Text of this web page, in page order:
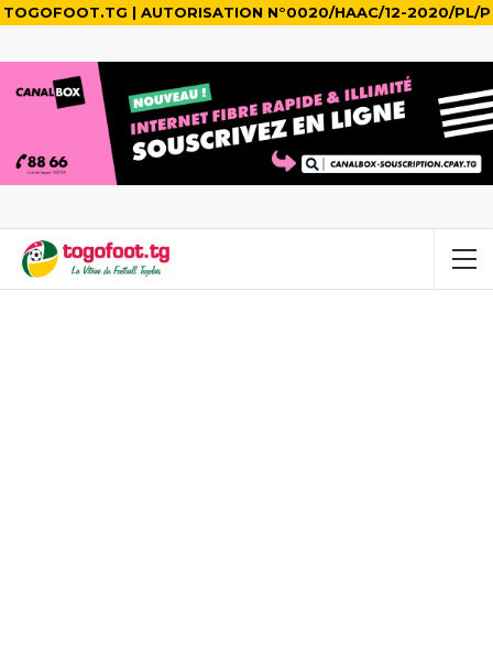
TOGOFOOT.TG | AUTORISATION N°0020/HAAC/12-2020/PL/P